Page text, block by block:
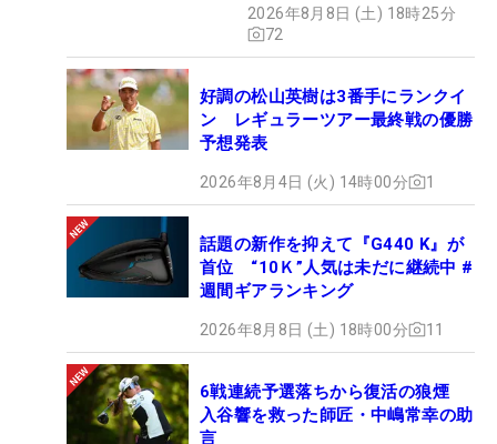
2026年8月8日 (土) 18時25分
72
好調の松山英樹は3番手にランクイ
ン レギュラーツアー最終戦の優勝
予想発表
2026年8月4日 (火) 14時00分 1
話題の新作を抑えて『G440 K』が
首位 “10Ｋ”人気は未だに継続中 #
週間ギアランキング
2026年8月8日 (土) 18時00分 11
6戦連続予選落ちから復活の狼煙
入谷響を救った師匠・中嶋常幸の助
言